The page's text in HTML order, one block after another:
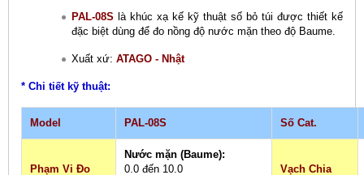
PAL-08S là khúc xạ kế kỹ thuật số bỏ túi được thiết kế
đặc biệt dùng để đo nồng độ nước mặn theo độ Baume.
Xuất xứ: ATAGO - Nhật
* Chi tiết kỹ thuật:
Model PAL-08S Số Cat.
Phạm Vi Đo
Nước mặn (Baume):
0.0 đến 10.0
Vạch Chia